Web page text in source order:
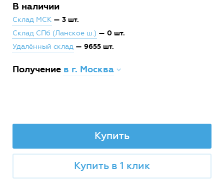
В наличии
Склад МСК — 3 шт.
Склад СПб (Ланское ш.) — 0 шт.
Удалённый склад — 9655 шт.
Получение в г. Москва
Купить
Купить в 1 клик